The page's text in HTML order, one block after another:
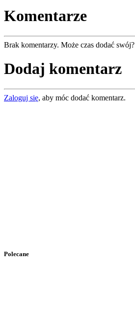
Komentarze
Brak komentarzy. Może czas dodać swój?
Dodaj komentarz
Zaloguj się, aby móc dodać komentarz.
Polecane